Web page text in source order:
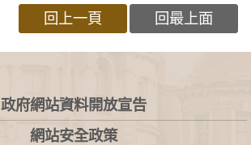
回上一頁 回最上面
政府網站資料開放宣告
網站安全政策